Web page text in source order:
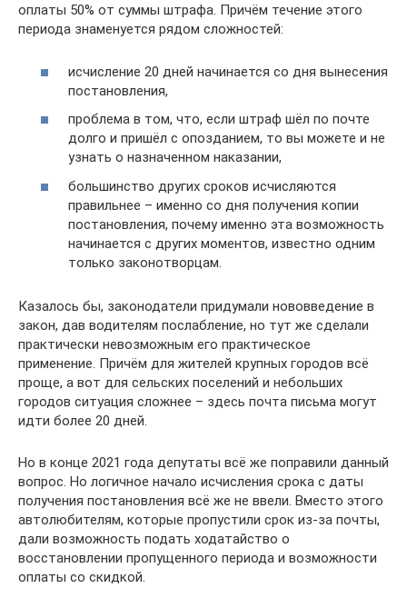
оплаты 50% от суммы штрафа. Причём течение этого
периода знаменуется рядом сложностей:
исчисление 20 дней начинается со дня вынесения
постановления,
проблема в том, что, если штраф шёл по почте
долго и пришёл с опозданием, то вы можете и не
узнать о назначенном наказании,
большинство других сроков исчисляются
правильнее – именно со дня получения копии
постановления, почему именно эта возможность
начинается с других моментов, известно одним
только законотворцам.
Казалось бы, законодатели придумали нововведение в
закон, дав водителям послабление, но тут же сделали
практически невозможным его практическое
применение. Причём для жителей крупных городов всё
проще, а вот для сельских поселений и небольших
городов ситуация сложнее – здесь почта письма могут
идти более 20 дней.
Но в конце 2021 года депутаты всё же поправили данный
вопрос. Но логичное начало исчисления срока с даты
получения постановления всё же не ввели. Вместо этого
автолюбителям, которые пропустили срок из-за почты,
дали возможность подать ходатайство о
восстановлении пропущенного периода и возможности
оплаты со скидкой.